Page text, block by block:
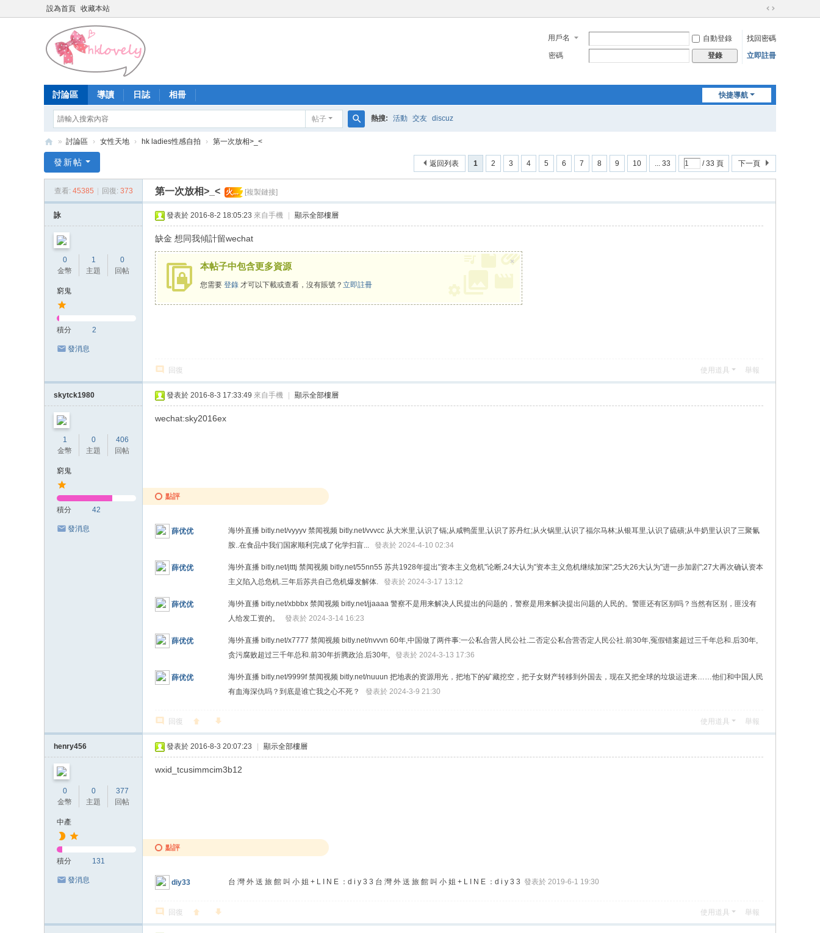
設為首頁 收藏本站
切
到
寬
用戶名 自動登錄
找回密碼
密碼
登錄 立即註冊
快捷導航
討論區 導讀 日誌 相冊
帖子 熱搜: 活動 交友 discuz
港
» 討論區 › 女性天地 › hk ladies性感自拍 › 第一次放相>_<
1 2 3 4 5 6 7 8 9 10 ... 33 / 33 頁 下一頁
返回列表
發新帖
查看: 45385 回復: 373 第一次放相>_< 火... [複製鏈接]
詠
0
金幣
1
主題
0
回帖
窮鬼
積分 2
發消息
發表於 2016-8-2 18:05:23 來自手機 顯示全部樓層
缺金 想同我傾計留wechat
本帖子中包含更多資源
您需要 登錄 才可以下載或查看，沒有賬號？ 立即註冊
×
回復 使用道具 舉報
skytck1980
1
金幣
0
主題
406
回帖
窮鬼
積分 42
發消息
發表於 2016-8-3 17:33:49 來自手機 顯示全部樓層
wechat:sky2016ex
點評
薛优优
海!外直播 bitly.net/vyyyv 禁闻视频 bitly.net/vvvcc 从大米里,认识了镉;从咸鸭蛋里,认识了苏丹红;从火锅里,认识了福尔马林;从银耳里,认识了硫磺;从牛奶里认识了三聚氰
胺..在食品中我们国家顺利完成了化学扫盲... 發表於 2024-4-10 02:34
薛优优
海!外直播 bitly.net/jtttj 禁闻视频 bitly.net/55nn55 苏共1928年提出"资本主义危机"论断,24大认为"资本主义危机继续加深";25大26大认为"进一步加剧";27大再次确认资本
主义陷入总危机.三年后苏共自己危机爆发解体. 發表於 2024-3-17 13:12
薛优优
海!外直播 bitly.net/xbbbx 禁闻视频 bitly.net/jjaaaa 警察不是用来解决人民提出的问题的，警察是用来解决提出问题的人民的。警匪还有区别吗？当然有区别，匪没有
人给发工资的。 發表於 2024-3-14 16:23
薛优优
海!外直播 bitly.net/x7777 禁闻视频 bitly.net/nvvvn 60年,中国做了两件事:一公私合营人民公社.二否定公私合营否定人民公社.前30年,冤假错案超过三千年总和.后30年,
贪污腐败超过三千年总和.前30年折腾政治.后30年, 發表於 2024-3-13 17:36
薛优优
海!外直播 bitly.net/9999f 禁闻视频 bitly.net/nuuun 把地表的资源用光，把地下的矿藏挖空，把子女财产转移到外国去，现在又把全球的垃圾运进来……他们和中国人民
有血海深仇吗？到底是谁亡我之心不死？ 發表於 2024-3-9 21:30
回復 使用道具 舉報
henry456
0
金幣
0
主題
377
回帖
中產
積分 131
發消息
發表於 2016-8-3 20:07:23 顯示全部樓層
wxid_tcusimmcim3b12
點評
diy33 台 灣 外 送 旅 館 叫 小 姐 + L I N E ：d i y 3 3 台 灣 外 送 旅 館 叫 小 姐 + L I N E ：d i y 3 3 發表於 2019-6-1 19:30
回復 使用道具 舉報